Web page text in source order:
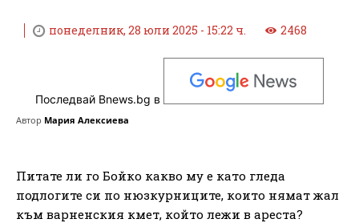
понеделник, 28 юли 2025 - 15:22 ч. 2468
Последвай Bnews.bg в
Автор Мария Алексиева
Питате ли го Бойко какво му е като гледа
подлогите си по нюзкурниците, които нямат жал
към варненския кмет, който лежи в ареста?